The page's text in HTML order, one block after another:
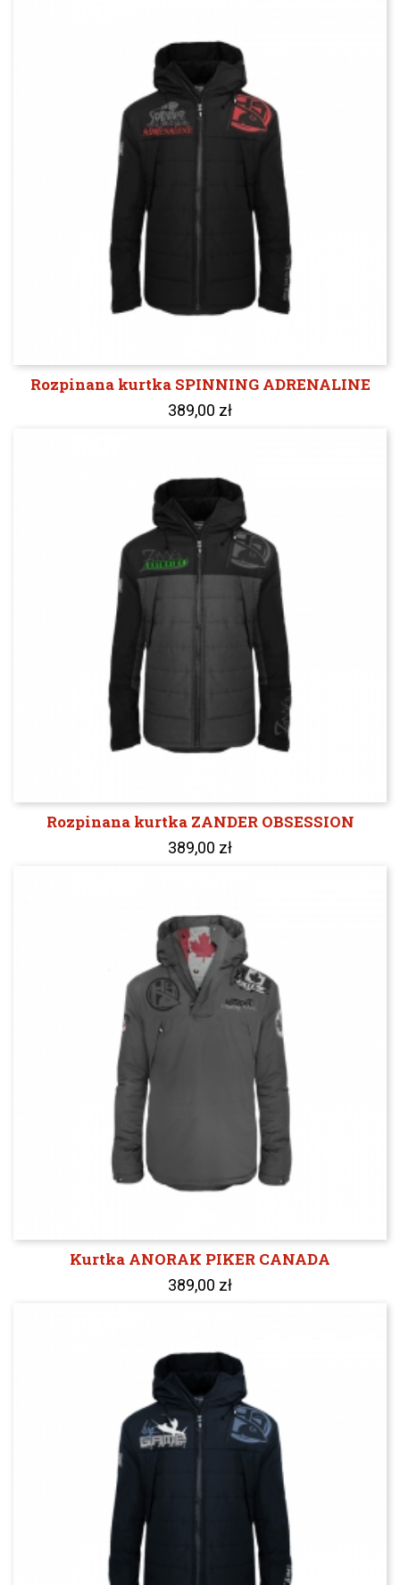
Rozpinana kurtka SPINNING ADRENALINE
389,00 zł
Rozpinana kurtka ZANDER OBSESSION
389,00 zł
Kurtka ANORAK PIKER CANADA
389,00 zł